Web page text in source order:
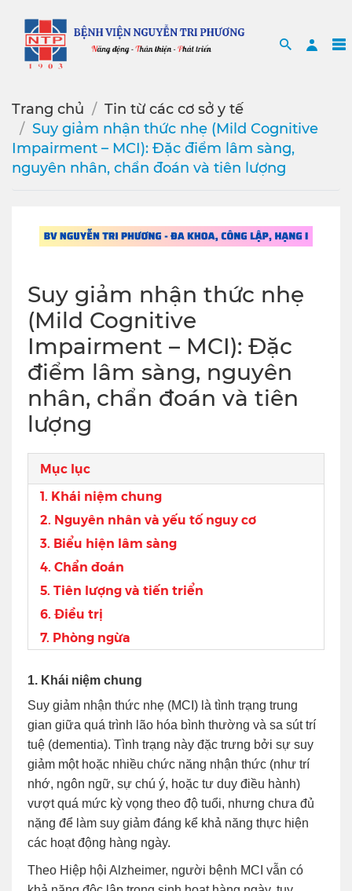
Search
Trang chủ
Tin từ các cơ sở y tế
Suy giảm nhận thức nhẹ (Mild Cognitive
Impairment – MCI): Đặc điểm lâm sàng,
nguyên nhân, chẩn đoán và tiên lượng
Suy giảm nhận thức nhẹ
(Mild Cognitive
Impairment – MCI): Đặc
điểm lâm sàng, nguyên
nhân, chẩn đoán và tiên
lượng
Mục lục
1. Khái niệm chung
2. Nguyên nhân và yếu tố nguy cơ
3. Biểu hiện lâm sàng
4. Chẩn đoán
5. Tiên lượng và tiến triển
6. Điều trị
7. Phòng ngừa
1. Khái niệm chung
Suy giảm nhận thức nhẹ (MCI) là tình trạng trung
gian giữa quá trình lão hóa bình thường và sa sút trí
tuệ (dementia). Tình trạng này đặc trưng bởi sự suy
giảm một hoặc nhiều chức năng nhận thức (như trí
nhớ, ngôn ngữ, sự chú ý, hoặc tư duy điều hành)
vượt quá mức kỳ vọng theo độ tuổi, nhưng chưa đủ
nặng để làm suy giảm đáng kể khả năng thực hiện
các hoạt động hàng ngày.
Theo Hiệp hội Alzheimer, người bệnh MCI vẫn có